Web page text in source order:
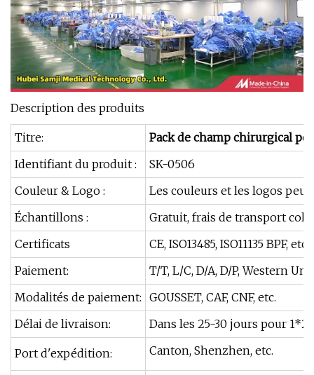
Description des produits
Titre:
Pack de champ chirurgical
Identifiant du produit :
SK-0506
Couleur & Logo :
Les couleurs et les logos
Échantillons :
Gratuit, frais de transport
Certificats
CE, ISO13485, ISO11135 BPF, etc.
Paiement:
T/T, L/C, D/A, D/P, Western
Modalités de paiement: GOUSSET, CAF, CNF, etc.
Délai de livraison:
Dans les 25-30 jours pour
Port d'expédition: Canton, Shenzhen, etc.